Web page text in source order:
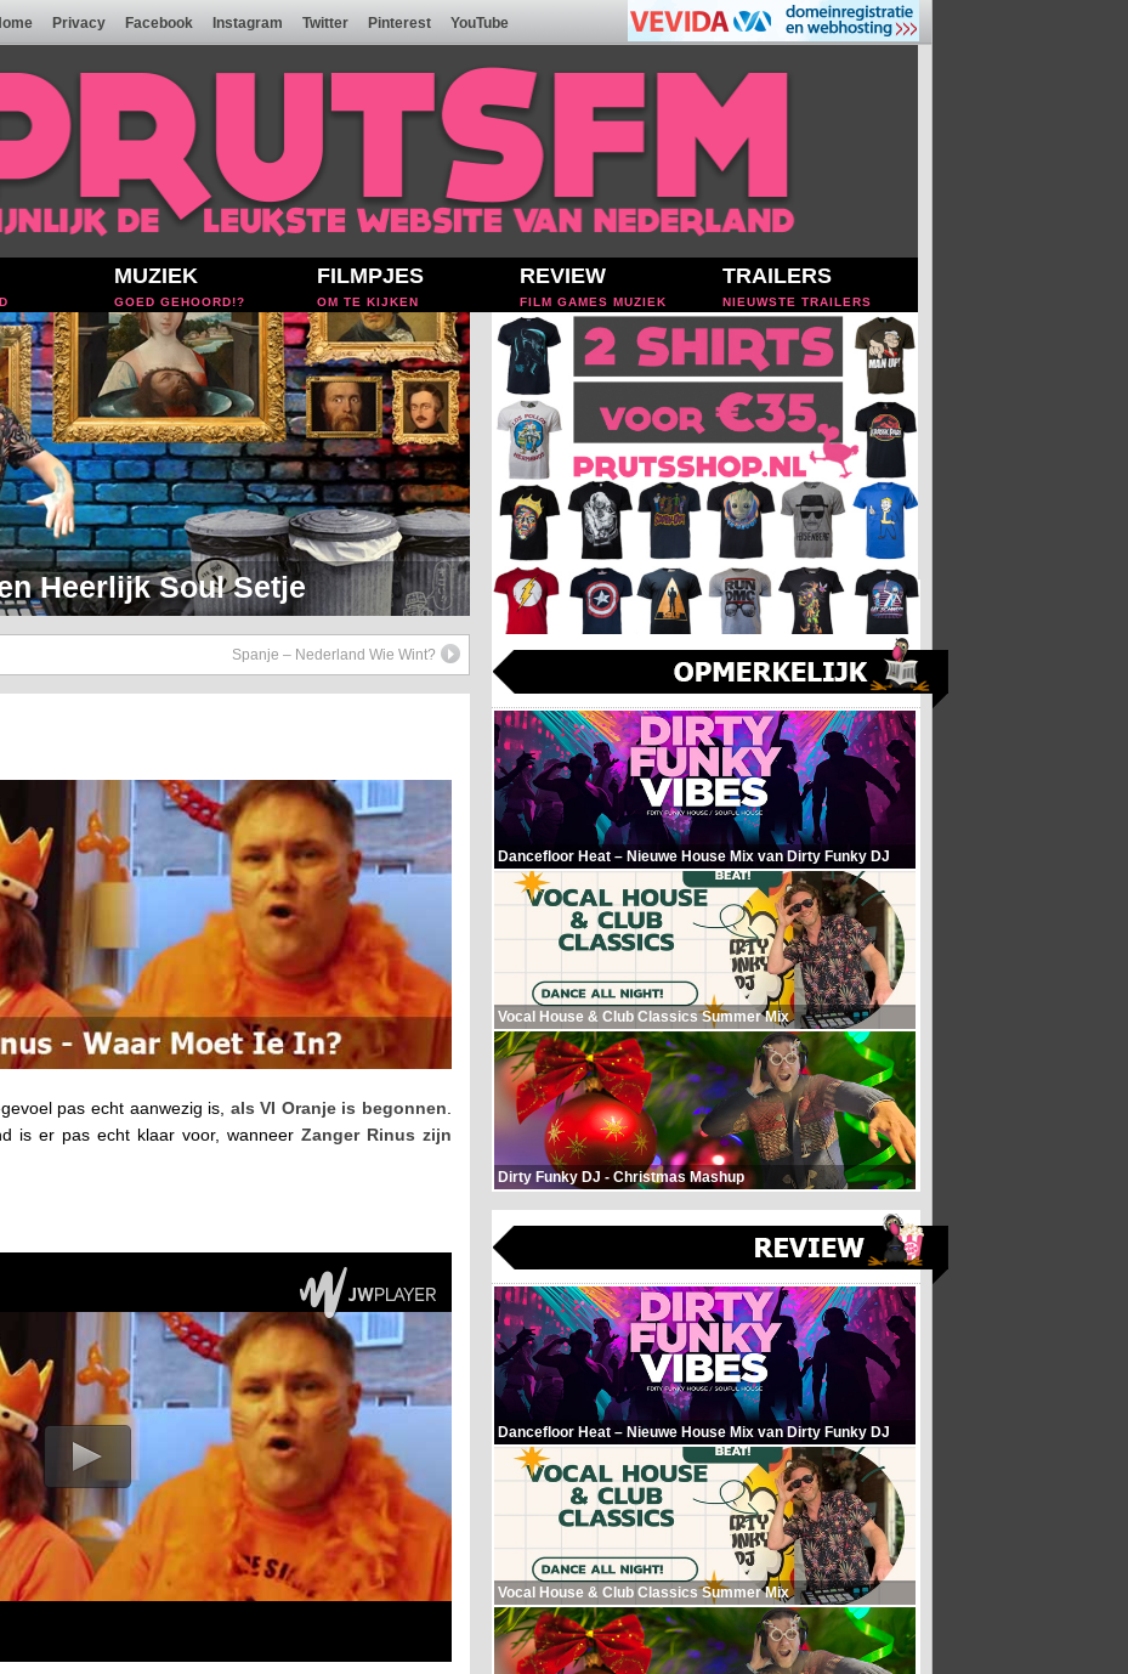
Privacy Facebook Instagram Twitter Pinterest YouTube
MUZIEK
GOED GEHOORD!?
FILMPJES
OM TE KIJKEN
REVIEW
FILM GAMES MUZIEK
TRAILERS
NIEUWSTE TRAILERS
Heerlijk Soul Setje
Spanje – Nederland Wie Wint?
pas echt aanwezig is, als VI Oranje is begonnen
is er pas echt klaar voor, wanneer Zanger Rinus zijn
Dancefloor Heat – Nieuwe House Mix van Dirty Funky DJ
Vocal House & Club Classics Summer Mix
Dirty Funky DJ - Christmas Mashup
Dancefloor Heat – Nieuwe House Mix van Dirty Funky DJ
Vocal House & Club Classics Summer Mix